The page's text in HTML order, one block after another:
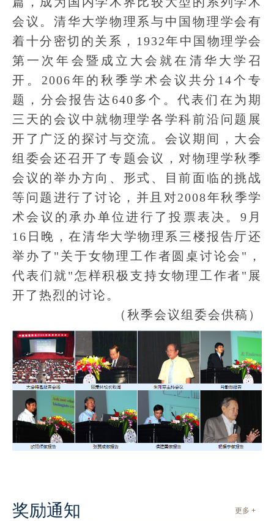
会议。清华大学物理系与中国物理学会有
着十分密切的关系，1932年中国物理学会
第一次年会暨成立大会就在清华大学召
开。2006年的秋季学术会议共分14个专
题，分会报告达640多个。代表们在为期
三天的会议中就物理学各学科前沿问题展
开了广泛的探讨与交流。会议期间，大会
组委会还召开了专题会议，对物理学秋季
会议的举办方向、形式、目前面临的挑战
等问题进行了讨论，并且对2008年秋季学
术会议的承办单位进行了投票表决。9月
16日晚，在清华大学物理系三楼报告厅还
举办了"关于女物理工作者圆桌讨论会"，
代表们就"怎样积极支持女物理工作者"展
开了热烈的讨论。
（秋季会议组委会供稿）
奖励通知 更多 +